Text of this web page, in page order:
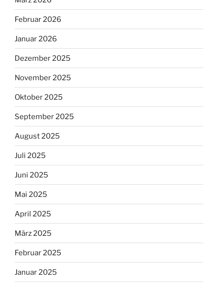
Februar 2026
Januar 2026
Dezember 2025
November 2025
Oktober 2025
September 2025
August 2025
Juli 2025
Juni 2025
Mai 2025
April 2025
März 2025
Februar 2025
Januar 2025